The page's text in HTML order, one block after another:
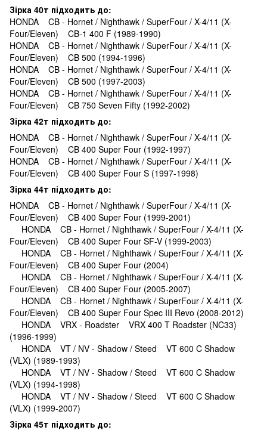
Зірка 40т підходить до:
HONDA CB - Hornet / Nighthawk / SuperFour / X-4/11 (X-
Four/Eleven) CB-1 400 F (1989-1990)
HONDA CB - Hornet / Nighthawk / SuperFour / X-4/11 (X-
Four/Eleven) CB 500 (1994-1996)
HONDA CB - Hornet / Nighthawk / SuperFour / X-4/11 (X-
Four/Eleven) CB 500 (1997-2003)
HONDA CB - Hornet / Nighthawk / SuperFour / X-4/11 (X-
Four/Eleven) CB 750 Seven Fifty (1992-2002)
Зірка 42т підходить до:
HONDA CB - Hornet / Nighthawk / SuperFour / X-4/11 (X-
Four/Eleven) CB 400 Super Four (1992-1997)
HONDA CB - Hornet / Nighthawk / SuperFour / X-4/11 (X-
Four/Eleven) CB 400 Super Four S (1997-1998)
Зірка 44т підходить до:
HONDA CB - Hornet / Nighthawk / SuperFour / X-4/11 (X-
Four/Eleven) CB 400 Super Four (1999-2001)
HONDA CB - Hornet / Nighthawk / SuperFour / X-4/11 (X-
Four/Eleven) CB 400 Super Four SF-V (1999-2003)
HONDA CB - Hornet / Nighthawk / SuperFour / X-4/11 (X-
Four/Eleven) CB 400 Super Four (2004)
HONDA CB - Hornet / Nighthawk / SuperFour / X-4/11 (X-
Four/Eleven) CB 400 Super Four (2005-2007)
HONDA CB - Hornet / Nighthawk / SuperFour / X-4/11 (X-
Four/Eleven) CB 400 Super Four Spec III Revo (2008-2012)
HONDA VRX - Roadster VRX 400 T Roadster (NC33)
(1996-1999)
HONDA VT / NV - Shadow / Steed VT 600 C Shadow
(VLX) (1989-1993)
HONDA VT / NV - Shadow / Steed VT 600 C Shadow
(VLX) (1994-1998)
HONDA VT / NV - Shadow / Steed VT 600 C Shadow
(VLX) (1999-2007)
Зірка 45т підходить до: